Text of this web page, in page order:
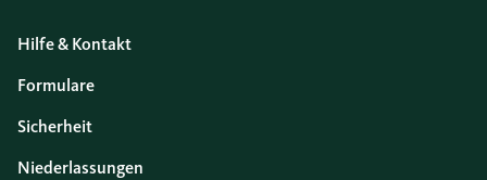
Hilfe & Kontakt
Formulare
Sicherheit
Niederlassungen